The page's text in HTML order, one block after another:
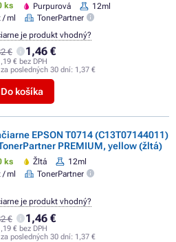
ks Purpurová
12ml
ml
TonerPartner
€ 1,46 €
€ bez DPH
posledných 30 dní: 1,37 €
Do košíka
je produkt vhodný?
EPSON T0714 (C13T07144011)
PREMIUM, yellow (žltá)
ks Žltá
12ml
/ ml
TonerPartner
€ 1,46 €
€ bez DPH
posledných 30 dní: 1,37 €
je produkt vhodný?